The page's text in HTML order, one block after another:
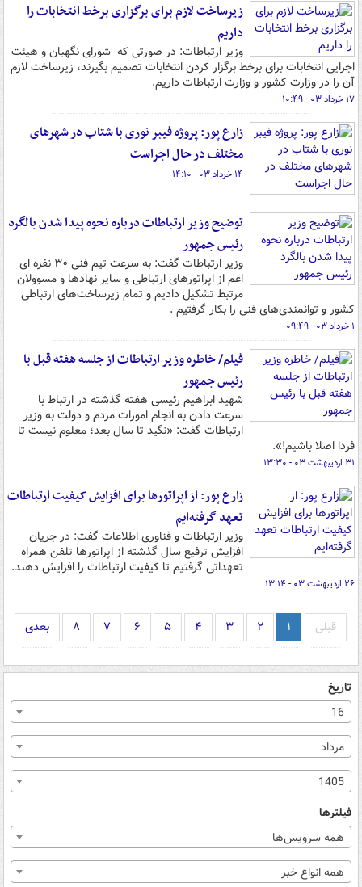
زیرساخت لازم برای برگزاری برخط انتخابات را
داریم
وزیر ارتباطات: در صورتی که شورای نگهبان و هیئت
اجرایی انتخابات برای برخط برگزار کردن انتخابات تصمیم بگیرند، زیرساخت لازم
آن را در وزارت کشور و وزارت ارتباطات داریم.
۱۷ خرداد ۰۳ - ۱۰:۴۹
زارع پور: پروژه فیبر نوری با شتاب در شهرهای
مختلف در حال اجراست
۱۴ خرداد ۰۳ - ۱۴:۱۰
توضیح وزیر ارتباطات درباره نحوه پیدا شدن بالگرد
رئیس جمهور
وزیر ارتباطات گفت: به سرعت تیم فنی ۳۰ نفره ای
اعم از اپراتورهای ارتباطی و سایر نهادها و مسوولان
مرتبط تشکیل دادیم و تمام زیرساخت‌های ارتباطی
کشور و توانمندی‌های فنی را بکار گرفتیم .
۱ خرداد ۰۳ - ۰۹:۴۹
فیلم/ خاطره وزیر ارتباطات از جلسه هفته قبل با
رئیس جمهور
شهید ابراهیم رئیسی هفته گذشته در ارتباط با
سرعت دادن به انجام امورات مردم و دولت به وزیر
ارتباطات گفت: «نگید تا سال بعد؛ معلوم نیست تا
فردا اصلا باشیم!».
۳۱ اردیبهشت ۰۳ - ۱۳:۳۰
زارع پور: از اپراتورها برای افزایش کیفیت ارتباطات
تعهد گرفته‌ایم
وزیر ارتباطات و فناوری اطلاعات گفت: در جریان
افزایش ترفیع سال گذشته از اپراتورها تلفن همراه
تعهداتی گرفتیم تا کیفیت ارتباطات را افزایش دهند.
۲۶ اردیبهشت ۰۳ - ۱۳:۱۴
قبلی ۱ ۲ ۳ ۴ ۵ ۶ ۷ ۸ بعدی
تاریخ
16
مرداد
1405
فیلترها
همه سرویس‌ها
همه انواع خبر